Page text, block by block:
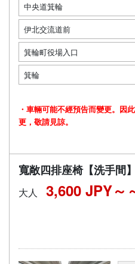
中央道箕輪
伊北交流道前
箕輪町役場入口
箕輪
・車輛可能不經預告而變更。因
更，敬請見諒。
寬敞四排座椅【洗手間
大人 3,600 JPY～